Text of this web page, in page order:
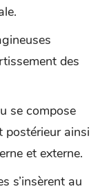
des
se compose
postérieur ainsi
et externe.
s’insèrent au